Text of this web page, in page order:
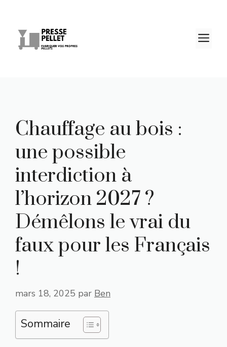
contenu
Chauffage au bois :
une possible
interdiction à
l’horizon 2027 ?
Démêlons le vrai du
faux pour les Français
!
mars 18, 2025 par Ben
Sommaire